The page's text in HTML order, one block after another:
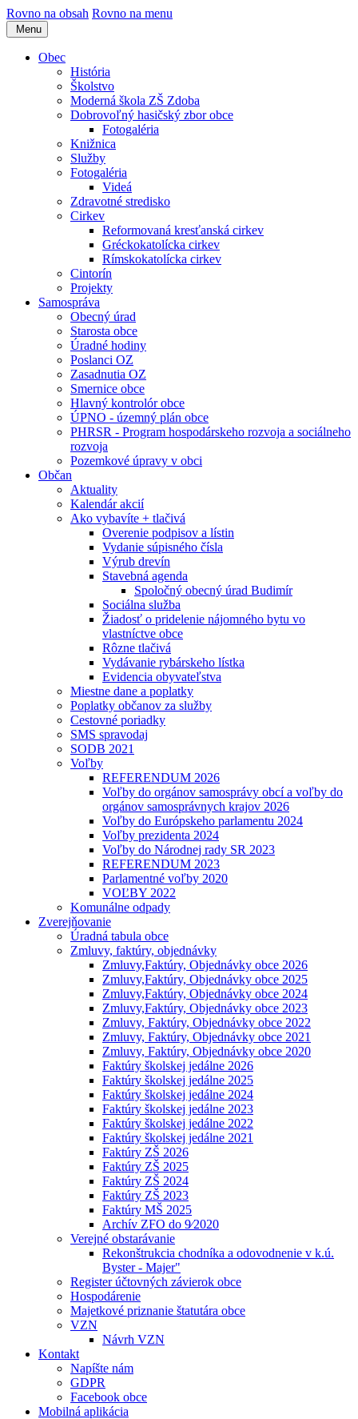
Rovno na obsah Rovno na menu
Menu
Obec
História
Školstvo
Moderná škola ZŠ Zdoba
Dobrovoľný hasičský zbor obce
Fotogaléria
Knižnica
Služby
Fotogaléria
Videá
Zdravotné stredisko
Cirkev
Reformovaná kresťanská cirkev
Gréckokatolícka cirkev
Rímskokatolícka cirkev
Cintorín
Projekty
Samospráva
Obecný úrad
Starosta obce
Úradné hodiny
Poslanci OZ
Zasadnutia OZ
Smernice obce
Hlavný kontrolór obce
ÚPNO - územný plán obce
PHRSR - Program hospodárskeho rozvoja a sociálneho
rozvoja
Pozemkové úpravy v obci
Občan
Aktuality
Kalendár akcií
Ako vybavíte + tlačivá
Overenie podpisov a lístin
Vydanie súpisného čísla
Výrub drevín
Stavebná agenda
Spoločný obecný úrad Budimír
Sociálna služba
Žiadosť o pridelenie nájomného bytu vo
vlastníctve obce
Rôzne tlačivá
Vydávanie rybárskeho lístka
Evidencia obyvateľstva
Miestne dane a poplatky
Poplatky občanov za služby
Cestovné poriadky
SMS spravodaj
SODB 2021
Voľby
REFERENDUM 2026
Voľby do orgánov samosprávy obcí a voľby do
orgánov samosprávnych krajov 2026
Voľby do Európskeho parlamentu 2024
Voľby prezidenta 2024
Voľby do Národnej rady SR 2023
REFERENDUM 2023
Parlamentné voľby 2020
VOĽBY 2022
Komunálne odpady
Zverejňovanie
Úradná tabula obce
Zmluvy, faktúry, objednávky
Zmluvy,Faktúry, Objednávky obce 2026
Zmluvy,Faktúry, Objednávky obce 2025
Zmluvy,Faktúry, Objednávky obce 2024
Zmluvy,Faktúry, Objednávky obce 2023
Zmluvy, Faktúry, Objednávky obce 2022
Zmluvy, Faktúry, Objednávky obce 2021
Zmluvy, Faktúry, Objednávky obce 2020
Faktúry školskej jedálne 2026
Faktúry školskej jedálne 2025
Faktúry školskej jedálne 2024
Faktúry školskej jedálne 2023
Faktúry školskej jedálne 2022
Faktúry školskej jedálne 2021
Faktúry ZŠ 2026
Faktúry ZŠ 2025
Faktúry ZŠ 2024
Faktúry ZŠ 2023
Faktúry MŠ 2025
Archív ZFO do 9⁄2020
Verejné obstarávanie
Rekonštrukcia chodníka a odovodnenie v k.ú.
Byster - Majer"
Register účtovných závierok obce
Hospodárenie
Majetkové priznanie štatutára obce
VZN
Návrh VZN
Kontakt
Napíšte nám
GDPR
Facebook obce
Mobilná aplikácia